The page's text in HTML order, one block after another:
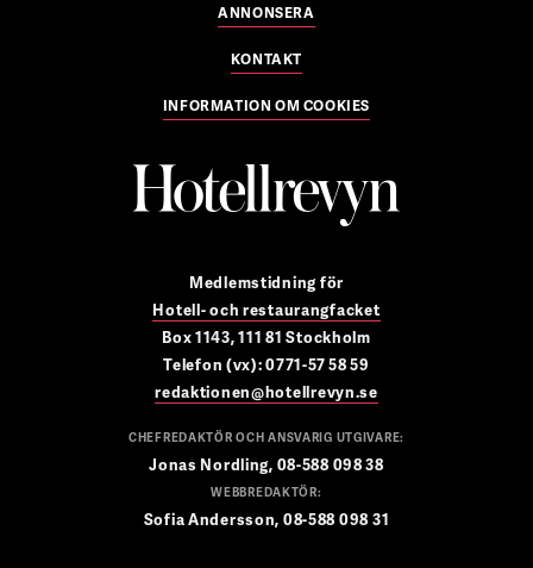
ANNONSERA
KONTAKT
INFORMATION OM COOKIES
Medlemstidning för
Hotell- och restaurangfacket
Box 1143, 111 81 Stockholm
Telefon (vx): 0771-57 58 59
redaktionen@hotellrevyn.se
CHEFREDAKTÖR OCH ANSVARIG UTGIVARE:
Jonas Nordling, 08-588 098 38
WEBBREDAKTÖR:
Sofia Andersson, 08-588 098 31